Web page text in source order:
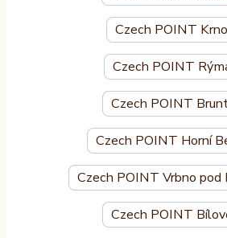
Czech POINT
Czech POINT
Czech POINT
Czech POINT Horní
Czech POINT Vrbno pod
Czech POINT